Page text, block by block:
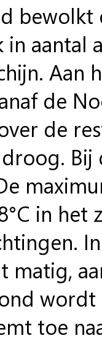
in aantal
Aan
de
de
in het
toe